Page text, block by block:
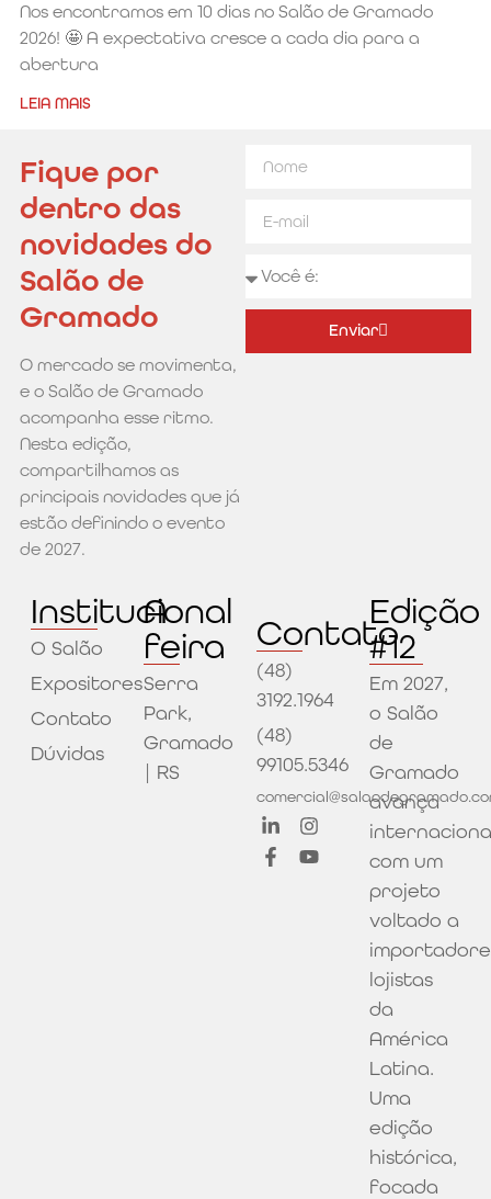
Nos encontramos em 10 dias no Salão de Gramado
2026! 🤩 A expectativa cresce a cada dia para a
abertura
LEIA MAIS
Fique por
dentro das
novidades do
Salão de
Gramado
O mercado se movimenta,
e o Salão de Gramado
acompanha esse ritmo.
Nesta edição,
compartilhamos as
principais novidades que já
estão definindo o evento
de 2027.
Enviar
Institucional
O Salão
Expositores
Contato
Dúvidas
A
feira
Serra
Park,
Gramado
| RS
Contato
(48)
3192.1964
(48)
99105.5346
Edição
#12
Em 2027,
o Salão
de
Gramado
avança
com um
projeto
voltado a
lojistas
da
América
Latina.
Uma
edição
histórica,
focada